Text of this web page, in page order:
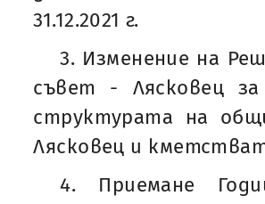
31.12.2021 г.
3. Изменение на
съвет - Лясковец
структурата на
Лясковец и
4. Приемане